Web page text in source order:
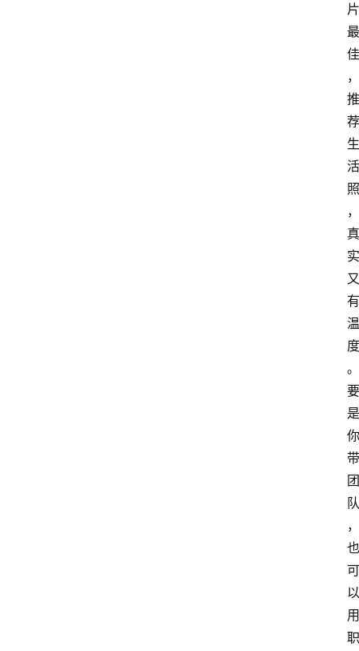
片
最
佳
，
推
荐
生
活
照
，
真
实
又
有
温
度
。
要
是
你
带
团
队
，
也
可
以
用
职